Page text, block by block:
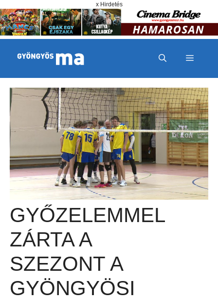
x Hirdetés
MENÜ
GYŐZELEMMEL
ZÁRTA A
SZEZONT A
GYÖNGYÖSI